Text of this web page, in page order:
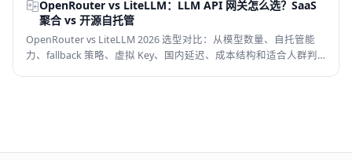
OpenRouter vs LiteLLM：LLM API 网关怎么选？SaaS
聚合 vs 开源自托管
OpenRouter vs LiteLLM 2026 选型对比：从模型数量、自托管能
力、fallback 策略、虚拟 Key、国内延迟、成本结构和适合人群判